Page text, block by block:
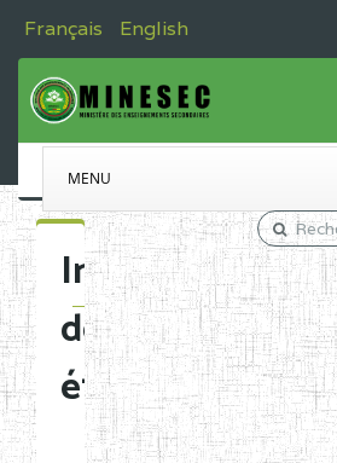
Français English
MENU
Immatriculation
des
établissements